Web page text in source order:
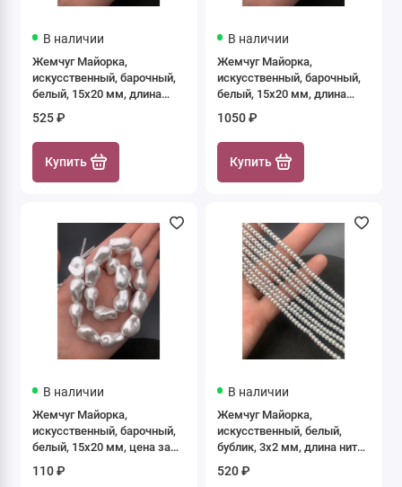
В наличии
Жемчуг Майорка,
искусственный, барочный,
белый, 15х20 мм, длина
525 ₽
Купить
В наличии
Жемчуг Майорка,
искусственный, барочный,
белый, 15х20 мм, длина
1050 ₽
Купить
В наличии
Жемчуг Майорка,
искусственный, барочный,
белый, 15х20 мм, цена за
110 ₽
В наличии
Жемчуг Майорка,
искусственный, белый,
бублик, 3х2 мм, длина нити
520 ₽